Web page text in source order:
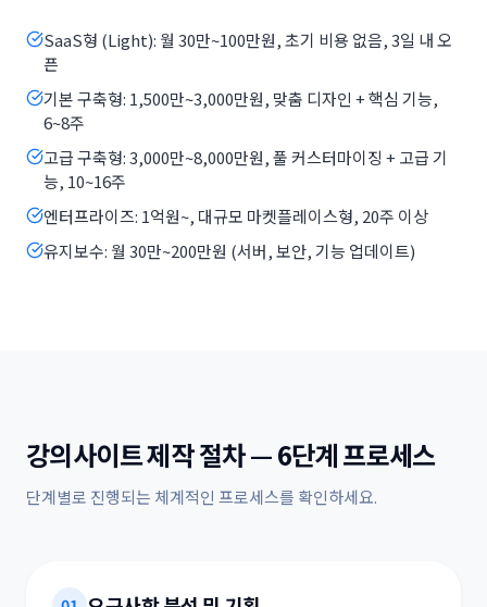
SaaS형 (Light): 월 30만~100만원, 초기 비용 없음, 3일 내 오
픈
기본 구축형: 1,500만~3,000만원, 맞춤 디자인 + 핵심 기능,
6~8주
고급 구축형: 3,000만~8,000만원, 풀 커스터마이징 + 고급 기
능, 10~16주
엔터프라이즈: 1억원~, 대규모 마켓플레이스형, 20주 이상
유지보수: 월 30만~200만원 (서버, 보안, 기능 업데이트)
강의사이트 제작 절차 — 6단계 프로세스
단계별로 진행되는 체계적인 프로세스를 확인하세요.